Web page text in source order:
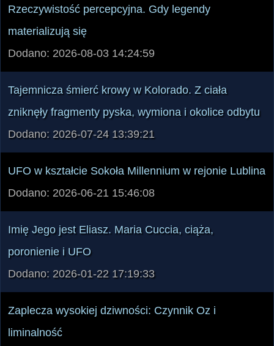
Rzeczywistość percepcyjna. Gdy legendy
materializują się
Dodano: 2026-08-03 14:24:59
Tajemnicza śmierć krowy w Kolorado. Z ciała
zniknęły fragmenty pyska, wymiona i okolice odbytu
Dodano: 2026-07-24 13:39:21
UFO w kształcie Sokoła Millennium w rejonie Lublina
Dodano: 2026-06-21 15:46:08
Imię Jego jest Eliasz. Maria Cuccia, ciąża,
poronienie i UFO
Dodano: 2026-01-22 17:19:33
Zaplecza wysokiej dziwności: Czynnik Oz i
liminalność